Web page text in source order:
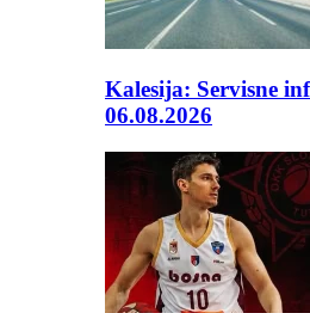
Kalesija: Servisne
06.08.2026